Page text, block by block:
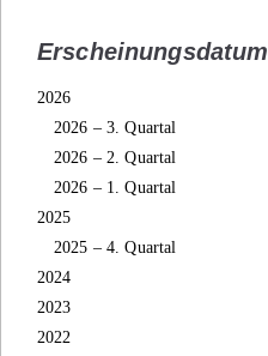
Erscheinungsdatum
2026
2026 – 3. Quartal
2026 – 2. Quartal
2026 – 1. Quartal
2025
2025 – 4. Quartal
2024
2023
2022